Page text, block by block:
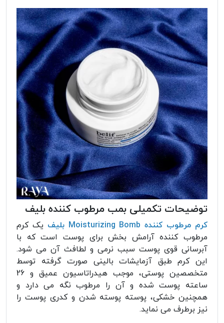
توضیحات تکمیلی بمب مرطوب کننده بلیف
کرم مرطوب کننده Moisturizing Bomb بلیف
یک کرم
مرطوب کننده آرامش بخش برای پوست است که با
آبرسانی قوی پوست سبب نرمی و لطافث آن می شود.
این کرم طبق آزمایشات بالینی صورت گرفته توسط
متخصصین پوستی، موجب هیدراتاسیون عمیق و 26
ساعته پوست شده و آن را مرطوب نگه می دارد و
همچنین خشکی، پوسته پوسته شدن و کدری پوست را
نیز برطرف می نماید.